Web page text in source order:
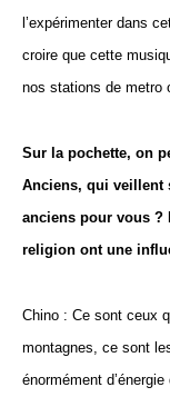
l’expérimenter dans
croire que cette
nos stations de metro
Sur la pochette, on
Anciens, qui veillent
anciens pour vous ?
religion ont une
Chino : Ce sont ceux
montagnes, ce sont
énormément